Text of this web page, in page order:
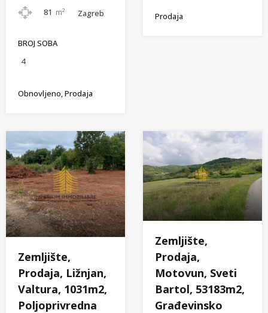
81 m²
Zagreb
BROJ SOBA
4
Obnovljeno, Prodaja
Prodaja
Zemljište,
Prodaja, Ližnjan,
Valtura, 1031m2,
Poljoprivredna
Zemljište,
Prodaja,
Motovun, Sveti
Bartol, 53183m2,
Građevinsko